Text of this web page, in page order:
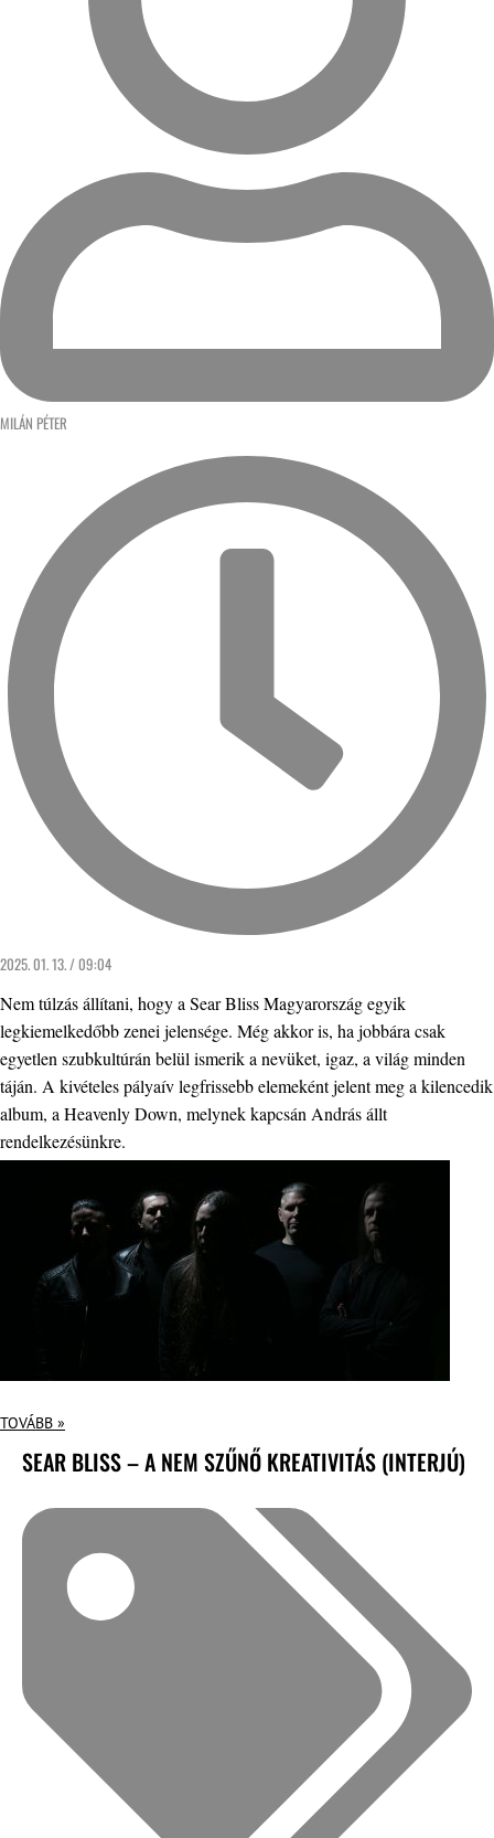
MILÁN PÉTER
2025. 01. 13. / 09:04
Nem túlzás állítani, hogy a Sear Bliss Magyarország egyik
legkiemelkedőbb zenei jelensége. Még akkor is, ha jobbára csak
egyetlen szubkultúrán belül ismerik a nevüket, igaz, a világ minden
táján. A kivételes pályaív legfrissebb elemeként jelent meg a kilencedik
album, a Heavenly Down, melynek kapcsán András állt
rendelkezésünkre.
TOVÁBB »
SEAR BLISS – A NEM SZŰNŐ KREATIVITÁS (INTERJÚ)